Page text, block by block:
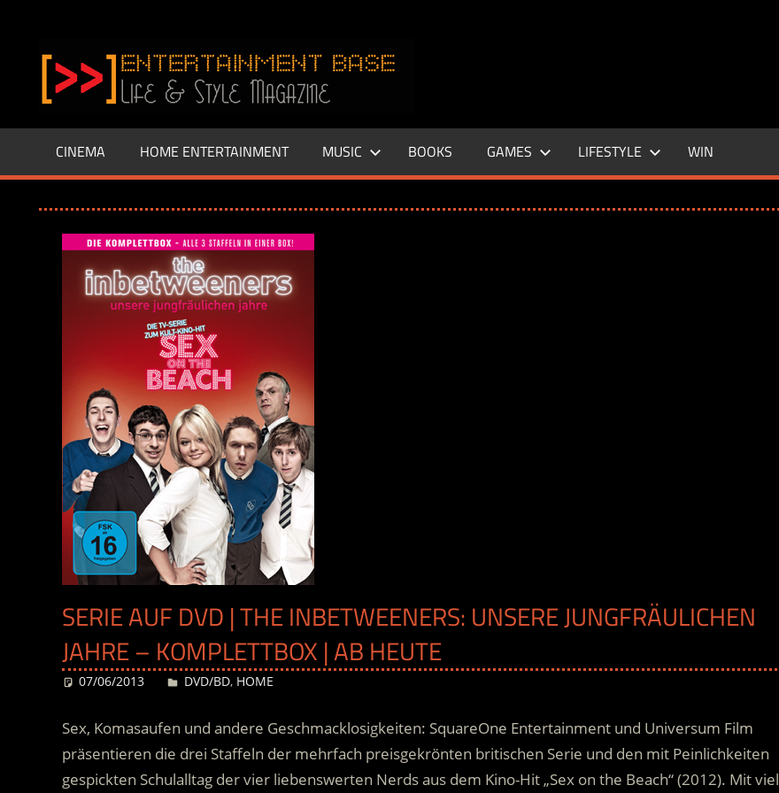
springen
–
LIFE
Base.de
CINEMA HOME ENTERTAINMENT MUSIC BOOKS GAMES LIFESTYLE WIN
SERIE AUF DVD | THE INBETWEENERS: UNSERE JUNGFRÄULICHEN
JAHRE – KOMPLETTBOX | AB HEUTE
07/06/2013 Desiree
DVD/BD, HOME
Sex, Komasaufen und andere Geschmacklosigkeiten: SquareOne Entertainment und Universum Film
präsentieren die drei Staffeln der mehrfach preisgekrönten britischen Serie und den mit Peinlichkeiten
gespickten Schulalltag der vier liebenswerten Nerds aus dem Kino-Hit „Sex on the Beach“ (2012). Mit viel